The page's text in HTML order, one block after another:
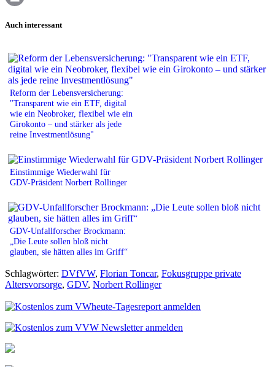
Auch interessant
Reform der Lebensversicherung:
"Transparent wie ein ETF, digital
wie ein Neobroker, flexibel wie ein
Girokonto – und stärker als jede
reine Investmentlösung"
Einstimmige Wiederwahl für
GDV-Präsident Norbert Rollinger
GDV-Unfallforscher Brockmann:
„Die Leute sollen bloß nicht
glauben, sie hätten alles im Griff“
Schlagwörter: DVfVW, Florian Toncar, Fokusgruppe private
Altersvorsorge, GDV, Norbert Rollinger